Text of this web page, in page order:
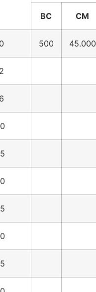
BC CM
500 45.000